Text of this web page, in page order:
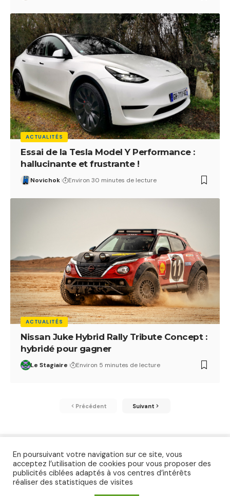
ACTUALITÉS
Essai de la Tesla Model Y Performance :
hallucinante et frustrante !
Novichok Environ 30 minutes de lecture
ACTUALITÉS
Nissan Juke Hybrid Rally Tribute Concept :
hybridé pour gagner
Le Stagiaire Environ 5 minutes de lecture
Précédent Suivant
En poursuivant votre navigation sur ce site, vous
acceptez l’utilisation de cookies pour vous proposer des
publicités ciblées adaptés à vos centres d’intérêts
réaliser des statistiques de visites